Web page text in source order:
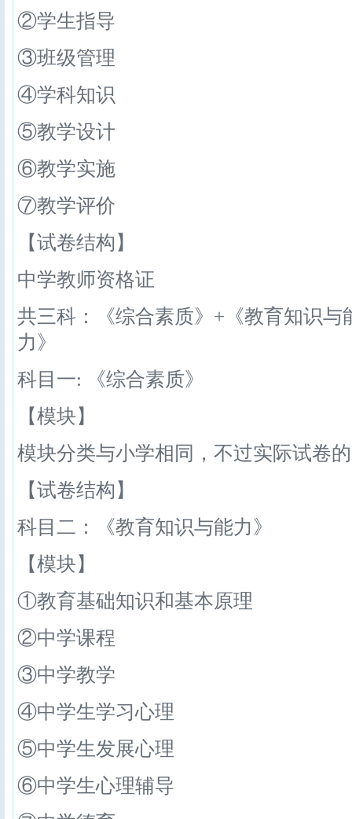
②学生指导
③班级管理
④学科知识
⑤教学设计
⑥教学实施
⑦教学评价
【试卷结构】
中学教师资格证
共三科：《综合素质》+《教育知识与
力》
科目一: 《综合素质》
【模块】
模块分类与小学相同，不过实际试卷
【试卷结构】
科目二：《教育知识与能力》
【模块】
①教育基础知识和基本原理
②中学课程
③中学教学
④中学生学习心理
⑤中学生发展心理
⑥中学生心理辅导